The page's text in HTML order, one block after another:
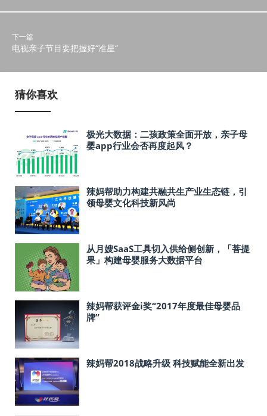
下一篇
电视亲子节目要把握好“准星”
猜你喜欢
极光大数据：二孩政策全面开放，亲子母
婴app行业会否再度起风？
辣妈帮助力构建共融共生产业生态链，引
领母婴文化科技新风尚
从月嫂SaaS工具切入供给侧创新，「菩提
果」构建母婴服务大数据平台
辣妈帮获评金i奖“2017年度最佳母婴品
牌”
辣妈帮2018战略升级 科技赋能全新出发